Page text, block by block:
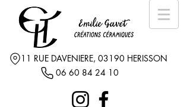
11 RUE DAVENIERE, 03190 HERISSON
06 60 84 24 10